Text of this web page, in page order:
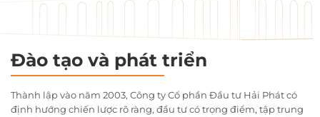
Đào tạo và phát triển
Thành lập vào năm 2003, Công ty Cổ phần Đầu tư Hải Phát có
định hướng chiến lược rõ ràng, đầu tư có trọng điểm, tập trung